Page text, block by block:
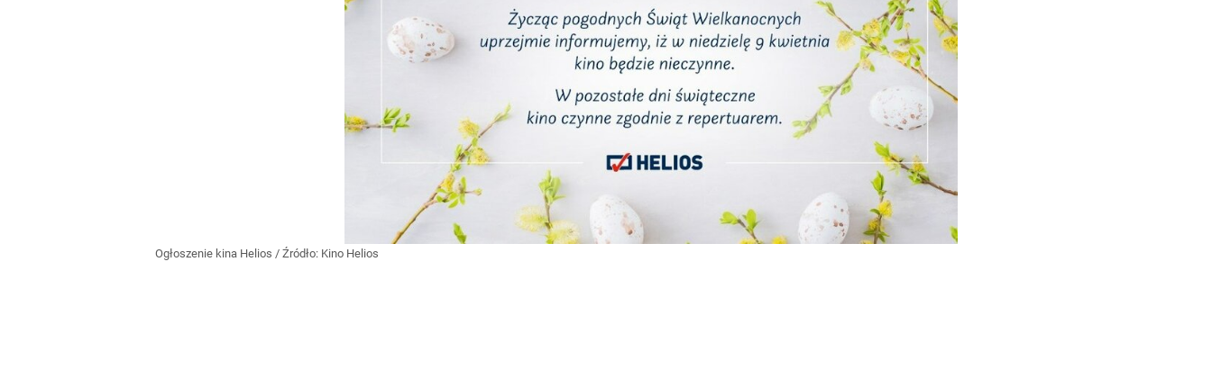
Ogłoszenie kina Helios / Źródło: Kino Helios